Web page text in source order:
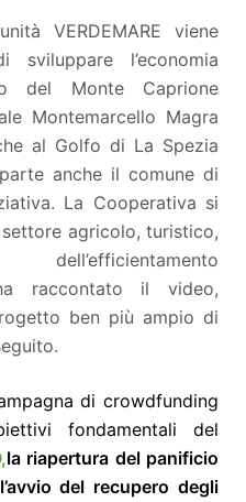
VERDEMARE viene
l’economia
del Monte Caprione
Montemarcello Magra
al Golfo di La Spezia
anche il comune di
La Cooperativa si
agricolo, turistico,
raccontato il video,
ben più ampio di
di crowdfunding
fondamentali del
la riapertura del panificio
l’avvio del recupero degli